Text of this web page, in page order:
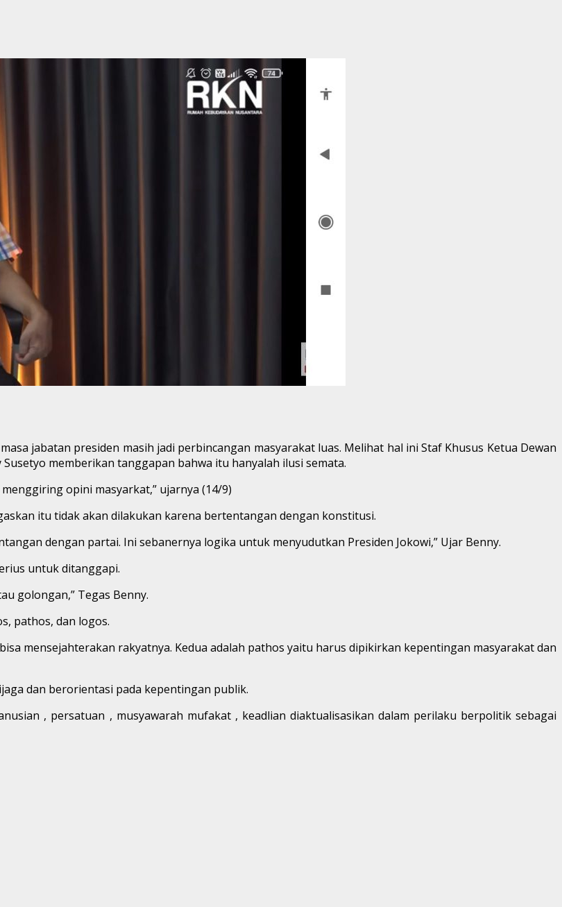
jabatan presiden masih jadi perbincangan masyarakat luas. Melihat hal ini Staf Khusus Ketua Dewan
memberikan tanggapan bahwa itu hanyalah ilusi semata.
opini masyarkat,” ujarnya (14/9)
itu tidak akan dilakukan karena bertentangan dengan konstitusi.
dengan partai. Ini sebanernya logika untuk menyudutkan Presiden Jokowi,” Ujar Benny.
untuk ditanggapi.
golongan,” Tegas Benny.
pathos, dan logos.
mensejahterakan rakyatnya. Kedua adalah pathos yaitu harus dipikirkan kepentingan masyarakat dan
dan berorientasi pada kepentingan publik.
, persatuan , musyawarah mufakat , keadlian diaktualisasikan dalam perilaku berpolitik sebagai